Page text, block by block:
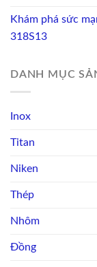
Khám phá sức
318S13
DANH MỤC
Inox
Titan
Niken
Thép
Nhôm
Đồng